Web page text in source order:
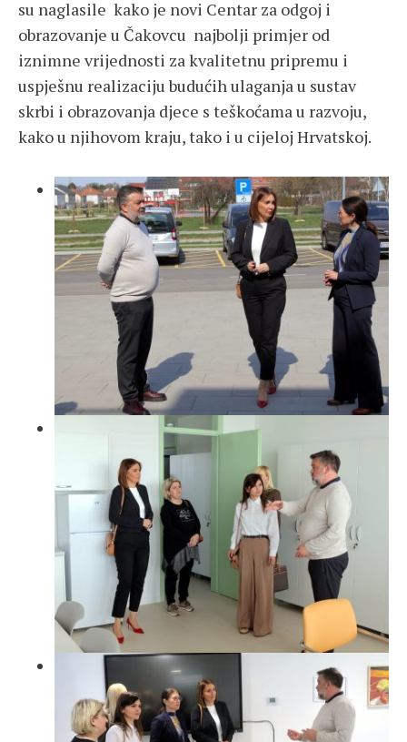
su naglasile kako je novi Centar za odgoj i
obrazovanje u Čakovcu najbolji primjer od
iznimne vrijednosti za kvalitetnu pripremu i
uspješnu realizaciju budućih ulaganja u sustav
skrbi i obrazovanja djece s teškoćama u razvoju,
kako u njihovom kraju, tako i u cijeloj Hrvatskoj.